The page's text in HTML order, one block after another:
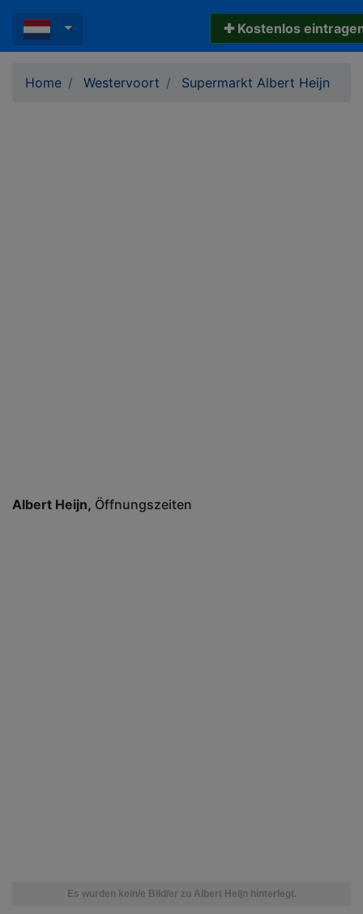
✚ Kostenlos
Home Westervoort Supermarkt Albert Heijn
Albert Heijn Öffnungszeiten